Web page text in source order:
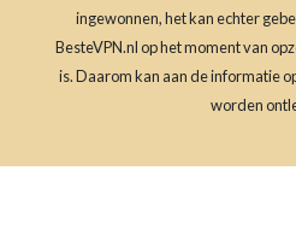
ingewonnen, het kan echter
BesteVPN.nl op het moment van
is. Daarom kan aan de informatie
worden